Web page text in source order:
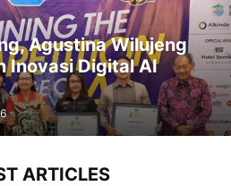
Agustina Wilujeng
Inovasi Digital AI
ARTICLES